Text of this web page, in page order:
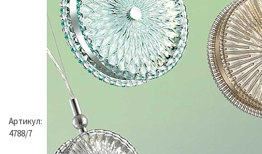
Артикул:
4788/7